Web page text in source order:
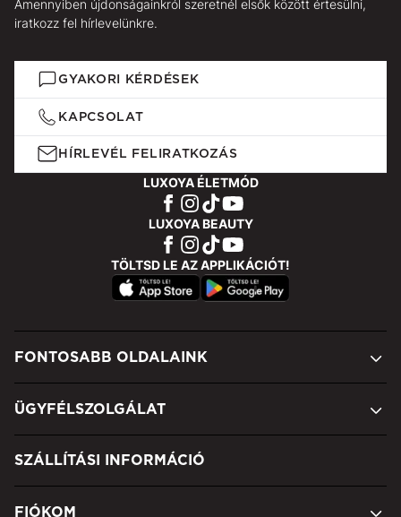
Amennyiben újdonságainkról szeretnél elsők között értesülni,
iratkozz fel hírlevelünkre.
GYAKORI KÉRDÉSEK
KAPCSOLAT
HÍRLEVÉL FELIRATKOZÁS
LUXOYA ÉLETMÓD
LUXOYA BEAUTY
TÖLTSD LE AZ APPLIKÁCIÓT!
FONTOSABB OLDALAINK
ÜGYFÉLSZOLGÁLAT
SZÁLLÍTÁSI INFORMÁCIÓ
FIÓKOM